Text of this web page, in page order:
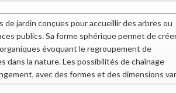
jardin conçues pour accueillir des arbres ou
publics. Sa forme sphérique permet de
évoquant le regroupement de
dans la nature. Les possibilités de chaînage
avec des formes et des dimensions